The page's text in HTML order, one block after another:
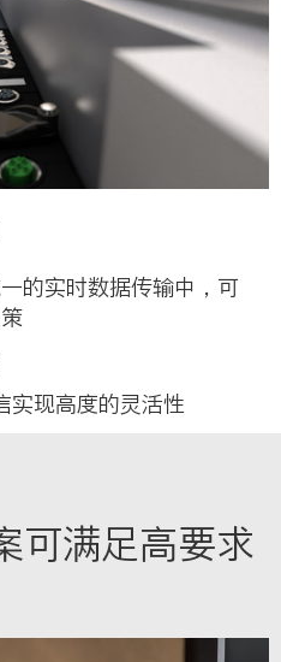
的实时数据传输中，可
实现高度的灵活性
可满足高要求